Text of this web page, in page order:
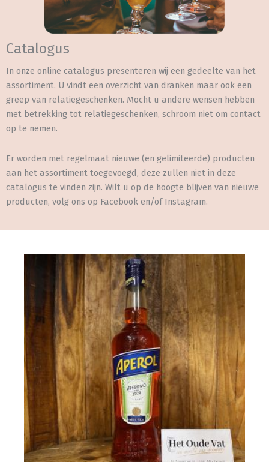
Catalogus
In onze online catalogus presenteren wij een gedeelte van het
assortiment. U vindt een overzicht van dranken maar ook een
greep van relatiegeschenken. Mocht u andere wensen hebben
met betrekking tot relatiegeschenken, schroom niet om contact
op te nemen.
Er worden met regelmaat nieuwe (en gelimiteerde) producten
aan het assortiment toegevoegd, deze zullen niet in deze
catalogus te vinden zijn. Wilt u op de hoogte blijven van nieuwe
producten, volg ons op Facebook en/of Instagram.